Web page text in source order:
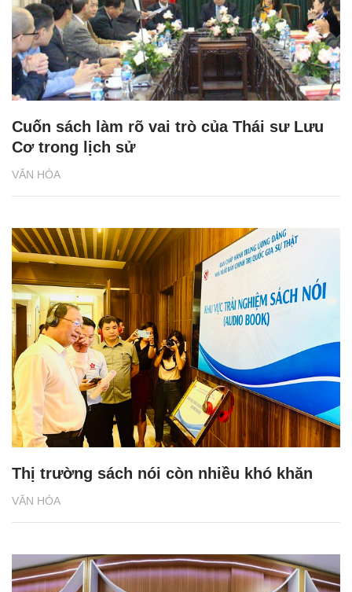
VĂN HÓA
Cuốn sách làm rõ vai trò của Thái sư Lưu
Cơ trong lịch sử
VĂN HÓA
Thị trường sách nói còn nhiều khó khăn